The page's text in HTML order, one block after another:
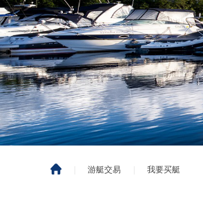
游艇交易 我要买艇